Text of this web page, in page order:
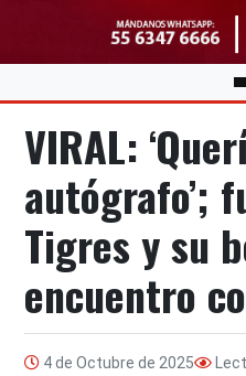
VIRAL:
autógrafo’;
Tigres y su
encuentro
4 de Octubre de 2025